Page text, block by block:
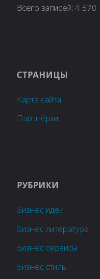
Всего записей:4 570
СТРАНИЦЫ
Карта сайта
Партнёрки
РУБРИКИ
Бизнес идеи
Бизнес литература
Бизнес сервисы
Бизнес стиль